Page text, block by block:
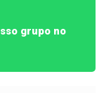
grupo no